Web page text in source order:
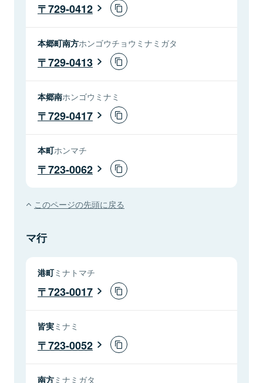
729-0412
本郷町南方ホンゴウチョウミナミガタ
729-0413
本郷南ホンゴウミナミ
729-0417
本町ホンマチ
723-0062
このページの先頭に戻る
マ行
港町ミナトマチ
723-0017
皆実ミナミ
723-0052
南方ミナミガタ